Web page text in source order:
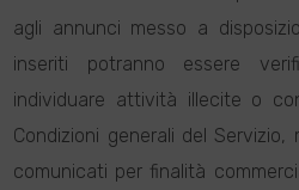
agli annunci messo a
inseriti potranno essere
individuare attività illecite o
Condizioni generali del
comunicati per finalità